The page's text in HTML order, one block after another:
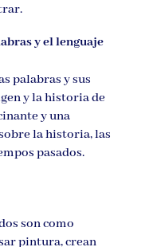
y el lenguaje
palabras y sus
y la historia de
y una
la historia, las
pasados.
son como
pintura, crean